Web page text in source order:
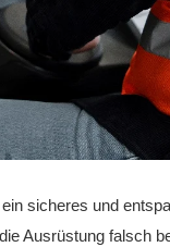
sicheres und
Ausrüstung falsch